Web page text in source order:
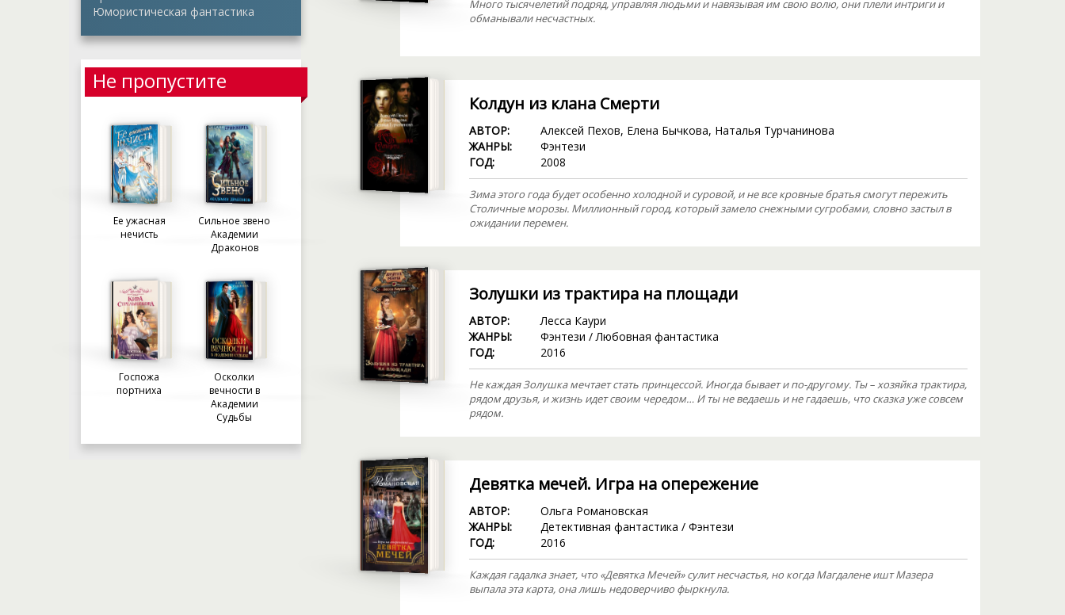
Юмористическая фантастика
Не пропустите
Ее ужасная
нечисть
Сильное звено
Академии
Драконов
Госпожа
портниха
Осколки
вечности в
Академии
Судьбы
Много тысячелетий подряд, управляя людьми и навязывая им свою волю, они плели интриги и
обманывали несчастных.
Колдун из клана Смерти
АВТОР: Алексей Пехов, Елена Бычкова, Наталья Турчанинова
ЖАНРЫ:
Фэнтези
ГОД:
2008
Зима этого года будет особенно холодной и суровой, и не все кровные братья смогут пережить
Столичные морозы. Миллионный город, который замело снежными сугробами, словно застыл в
ожидании перемен.
Золушки из трактира на площади
АВТОР:
Лесса Каури
ЖАНРЫ:
Фэнтези /Любовная фантастика
ГОД:
2016
Не каждая Золушка мечтает стать принцессой. Иногда бывает и по-другому. Ты – хозяйка трактира,
рядом друзья, и жизнь идет своим чередом… И ты не ведаешь и не гадаешь, что сказка уже совсем
рядом.
Девятка мечей. Игра на опережение
АВТОР:
Ольга Романовская
ЖАНРЫ:
Детективная фантастика / Фэнтези
ГОД:
2016
Каждая гадалка знает, что «Девятка Мечей» сулит несчастья, но когда Магдалене ишт Мазера
выпала эта карта, она лишь недоверчиво фыркнула.